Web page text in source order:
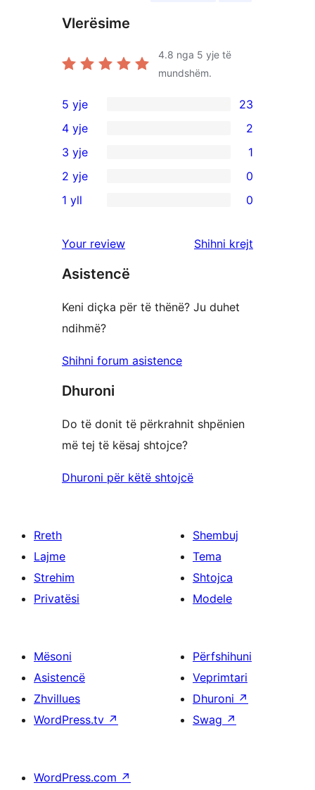
Vlerësime
4.8 nga 5 yje të
mundshëm.
23
shqyrtime
me
5
yje
5 yje 23
shqyrtime
me
4
4 yje 2
1
shqyrtim
me
yje
3 yje 1
shqyrtime
2
yje
2 yje 0
me
1
1 yll 0
Your review Shihni krejt
Asistencë
Keni diçka për të thënë? Ju duhet
ndihmë?
Shihni forum asistence
Dhuroni
Do të donit të përkrahnit shpënien
më tej të kësaj shtojce?
Dhuroni për këtë shtojcë
Rreth
Lajme
Strehim
Privatësi
Shembuj
Tema
Shtojca
Modele
Mësoni
Asistencë
Zhvillues
WordPress.tv ↗
Përfshihuni
Veprimtari
Dhuroni ↗
Swag ↗
WordPress.com ↗